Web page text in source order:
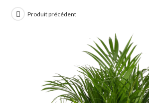
Produit précédent